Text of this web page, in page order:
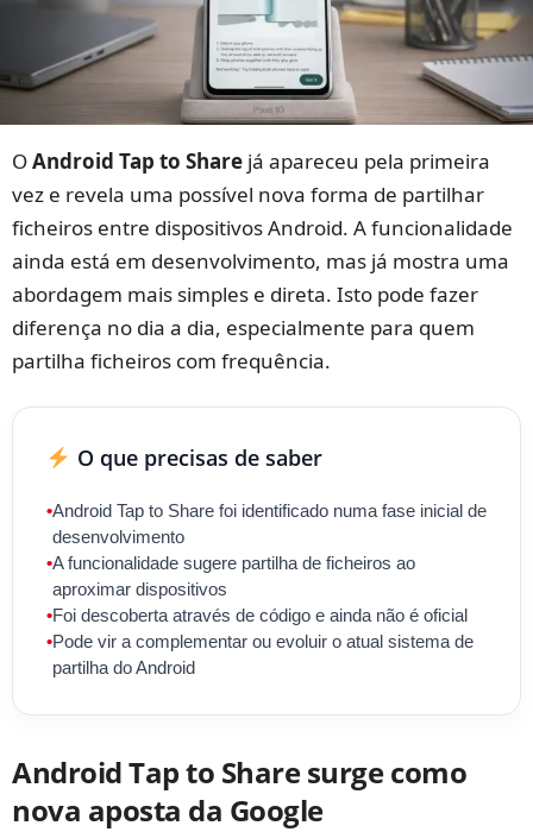
OAndroid Tap to Share já apareceu pela primeira
vez e revela uma possível nova forma de partilhar
ficheiros entre dispositivos Android. A funcionalidade
ainda está em desenvolvimento, mas já mostra uma
abordagem mais simples e direta. Isto pode fazer
diferença no dia a dia, especialmente para quem
partilha ficheiros com frequência.
O que precisas de saber
•Android Tap to Share foi identificado numa fase inicial de
desenvolvimento
•A funcionalidade sugere partilha de ficheiros ao
aproximar dispositivos
•Foi descoberta através de código e ainda não é oficial
•Pode vir a complementar ou evoluir o atual sistema de
partilha do Android
Android Tap to Share surge como
nova aposta da Google